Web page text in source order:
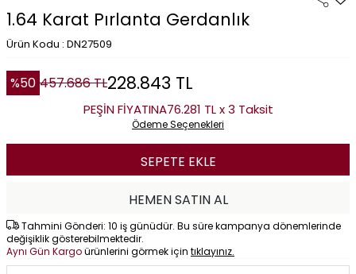
1.64 Karat Pırlanta Gerdanlık
Ürün Kodu : DN27509
%50 457.686TL228.843 TL
PEŞİN FİYATINA76.281 TL x 3 Taksit
Ödeme Seçenekleri
SEPETE EKLE
HEMEN SATIN AL
Tahmini Gönderi: 10 iş günüdür. Bu süre kampanya dönemlerinde
değişiklik gösterebilmektedir.
Aynı Gün Kargoürünlerini görmek için tıklayınız.